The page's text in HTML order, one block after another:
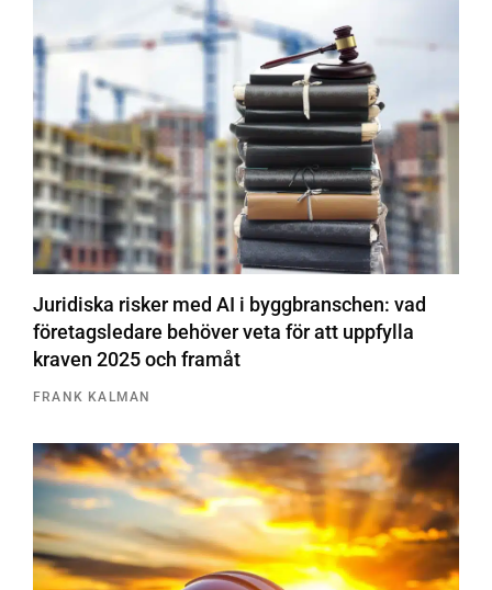
Juridiska risker med AI i byggbranschen: vad
företagsledare behöver veta för att uppfylla
kraven 2025 och framåt
FRANK KALMAN